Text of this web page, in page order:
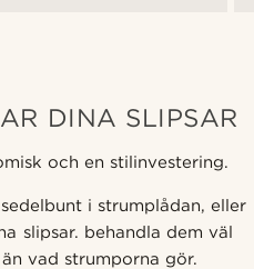
DINA SLIPSAR
och en stilinvestering.
i strumplådan, eller
slipsar. behandla dem väl
vad strumporna gör.